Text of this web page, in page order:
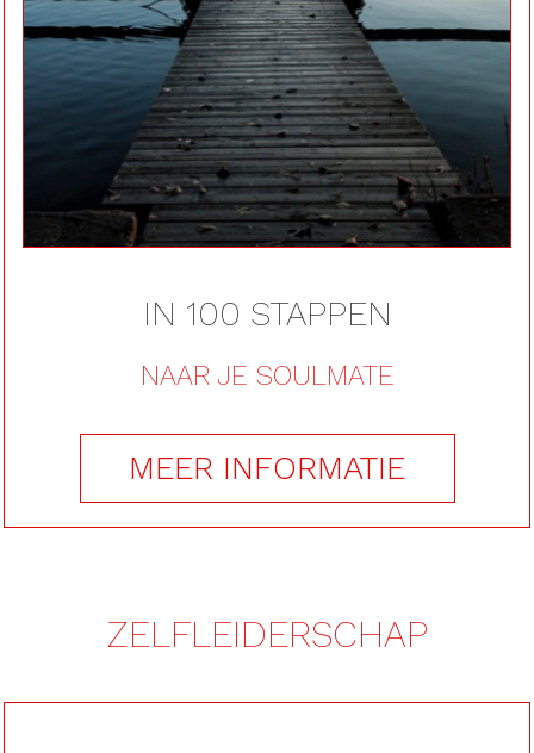
Op weg naar
de liefde
van je leven
IN 100 STAPPEN
NAAR JE SOULMATE
MEER INFORMATIE
ZELFLEIDERSCHAP